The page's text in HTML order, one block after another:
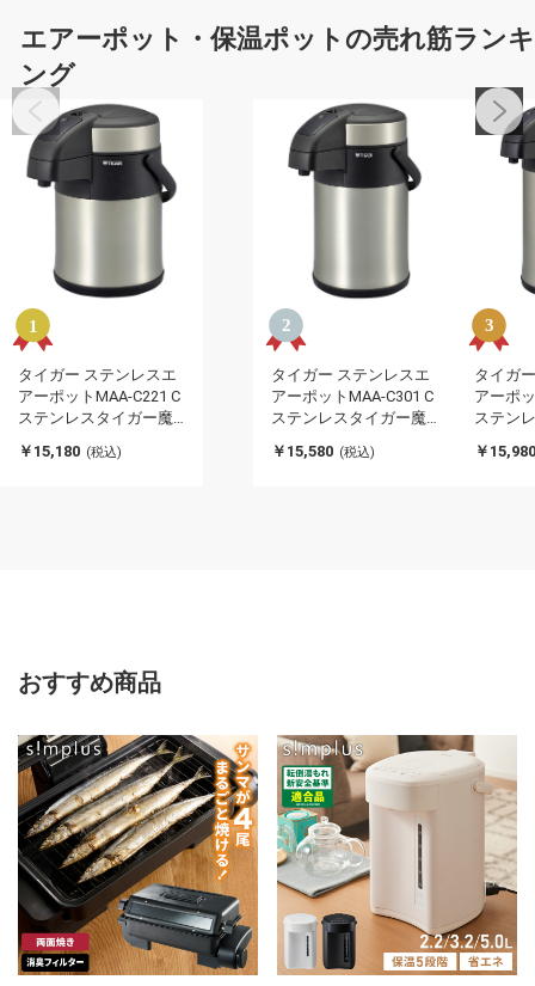
エアーポット・保温ポットの売れ筋ランキ
ング
タイガー ステンレスエ
アーポットMAA-C221 C
ステンレスタイガー魔
4904710436653(代引不
￥15,180 (税込)
タイガー ステンレスエ
アーポットMAA-C301 C
ステンレスタイガー魔
4904710436677(代引不
￥15,580 (税込)
タイガ
アーポ
ステン
￥15,980
おすすめ商品